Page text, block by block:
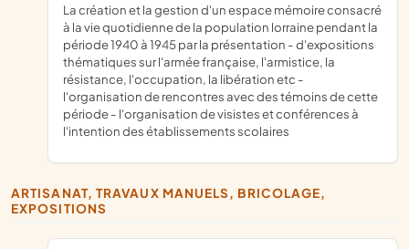
la création et la gestion d'un espace mémoire consacré
à la vie quotidienne de la population lorraine pendant la
période 1940 à 1945 par la présentation - d'expositions
thématiques sur l'armée française, l'armistice, la
résistance, l'occupation, la libération etc -
l'organisation de rencontres avec des témoins de cette
période - l'organisation de visistes et conférences à
l'intention des établissements scolaires
ARTISANAT, TRAVAUX MANUELS, BRICOLAGE,
EXPOSITIONS